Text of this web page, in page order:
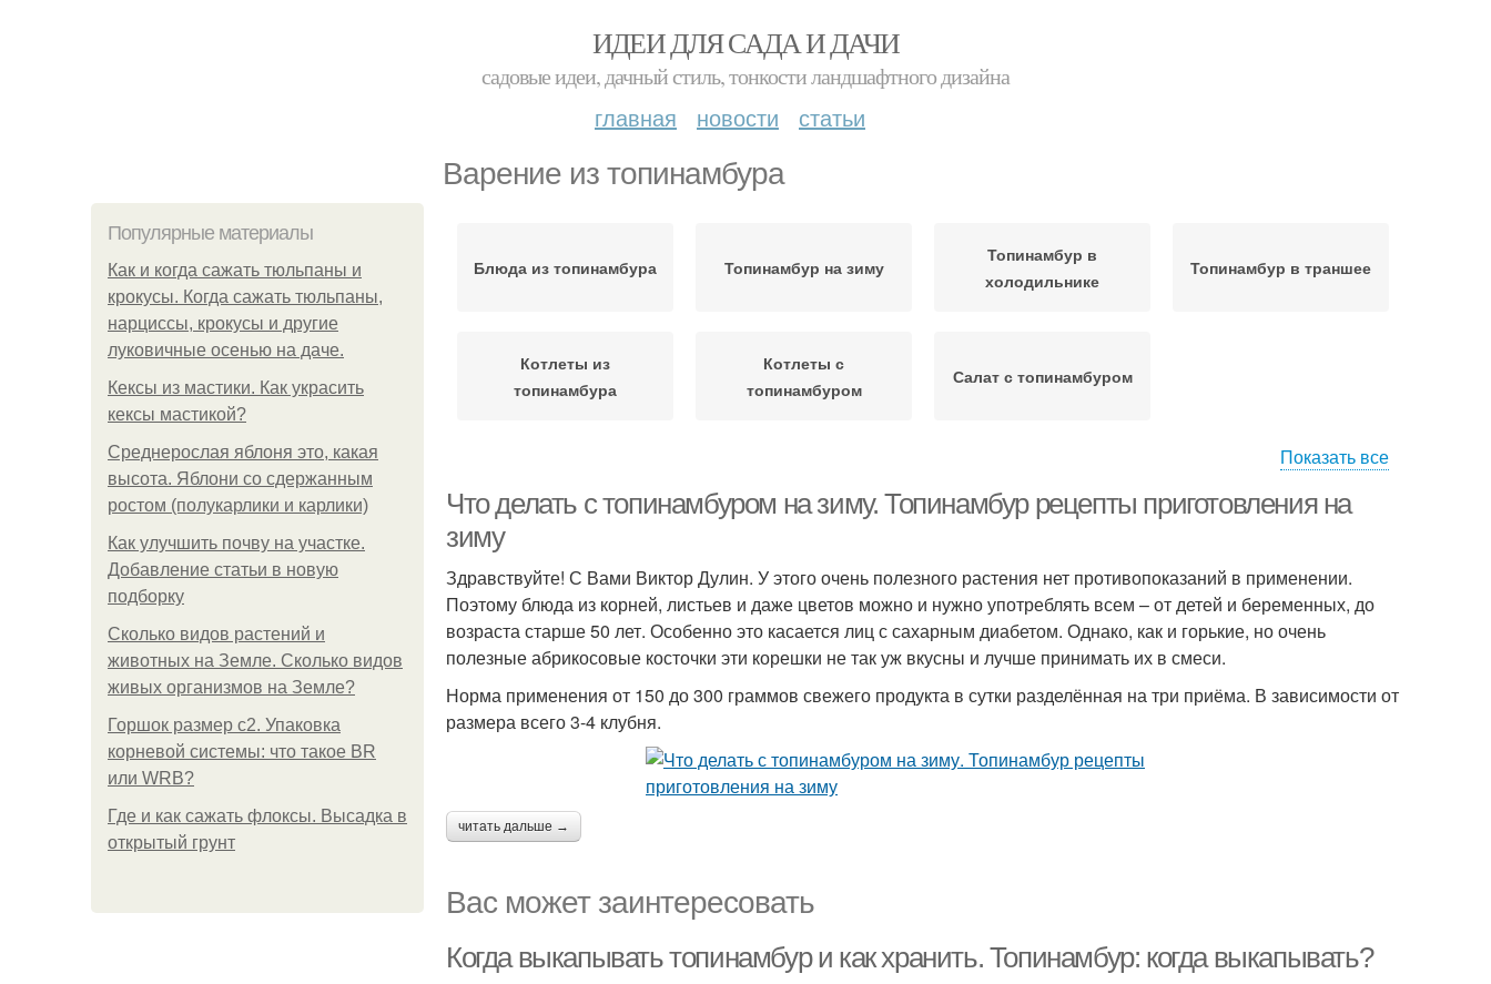
ИДЕИ ДЛЯ САДА И ДАЧИ
садовые идеи, дачный стиль, тонкости ландшафтного дизайна
главная новости статьи
Варение из топинамбура
Популярные материалы
Как и когда сажать тюльпаны и
крокусы. Когда сажать тюльпаны,
нарциссы, крокусы и другие
луковичные осенью на даче.
Кексы из мастики. Как украсить
кексы мастикой?
Среднерослая яблоня это, какая
высота. Яблони со сдержанным
ростом (полукарлики и карлики)
Как улучшить почву на участке.
Добавление статьи в новую
подборку
Сколько видов растений и
животных на Земле. Сколько видов
живых организмов на Земле?
Горшок размер с2. Упаковка
корневой системы: что такое BR
или WRB?
Где и как сажать флоксы. Высадка в
открытый грунт
Блюда из топинамбура Топинамбур на зиму
Топинамбур в
холодильнике
Топинамбур в траншее
Котлеты из
топинамбура
Котлеты с
топинамбуром
Салат с топинамбуром
Показать все
Что делать с топинамбуром на зиму. Топинамбур рецепты приготовления на
зиму
Здравствуйте! С Вами Виктор Дулин. У этого очень полезного растения нет противопоказаний в применении.
Поэтому блюда из корней, листьев и даже цветов можно и нужно употреблять всем – от детей и беременных, до
возраста старше 50 лет. Особенно это касается лиц с сахарным диабетом. Однако, как и горькие, но очень
полезные абрикосовые косточки эти корешки не так уж вкусны и лучше принимать их в смеси.
Норма применения от 150 до 300 граммов свежего продукта в сутки разделённая на три приёма. В зависимости от
размера всего 3-4 клубня.
читать дальше →
Вас может заинтересовать
Когда выкапывать топинамбур и как хранить. Топинамбур: когда выкапывать?